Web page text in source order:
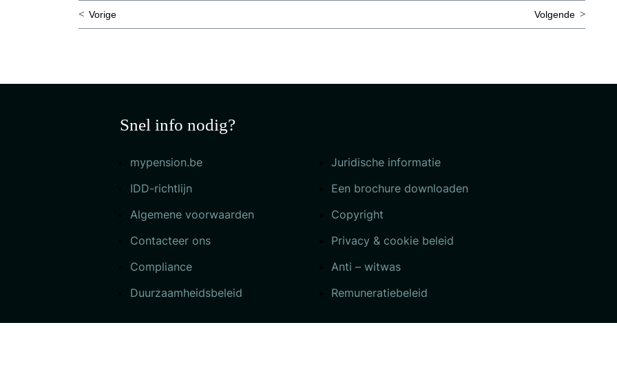
Bericht
Vorige Volgende
Snel info nodig?
mypension.be
Juridische informatie
IDD-richtlijn
Een brochure downloaden
Algemene voorwaarden
Copyright
Contacteer ons
Privacy & cookie beleid
Compliance
Anti – witwas
Duurzaamheidsbeleid
Remuneratiebeleid